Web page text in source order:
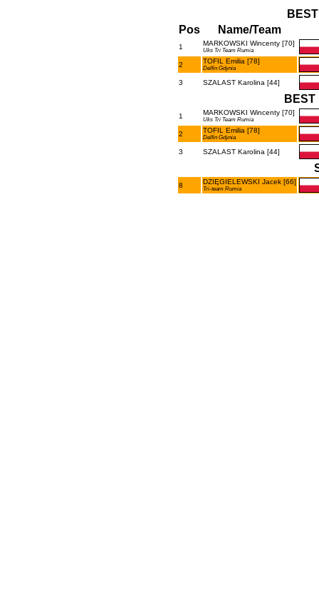
Pos
Name/Team
1 MARKOWSKI Wincenty [70]
Uks Tri Team Rumia
2 TOFIL Emilia [78]
Delfin Gdynia
3 SZALAST Karolina [44]
BEST
1 MARKOWSKI Wincenty [70]
Uks Tri Team Rumia
2 TOFIL Emilia [78]
Delfin Gdynia
3 SZALAST Karolina [44]
8 DZIĘGIELEWSKI Jacek [66]
Tri-team Rumia